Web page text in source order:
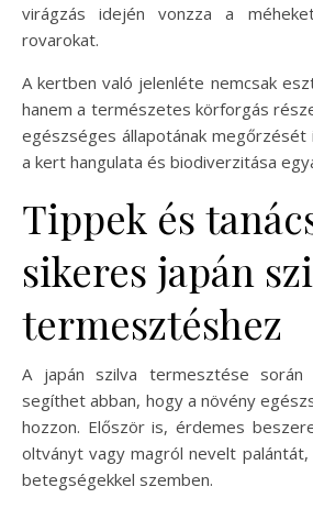
virágzás idején vonzza a
rovarokat.
A kertben való jelenléte nemcsak
hanem a természetes körforgás
egészséges állapotának megőrzését
a kert hangulata és biodiverzitása
Tippek és
sikeres japán
termesztéshez
A japán szilva termesztése
segíthet abban, hogy a növény
hozzon. Először is, érdemes
oltványt vagy magról nevelt palántát,
betegségekkel szemben.